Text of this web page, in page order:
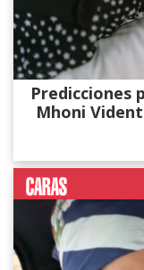
Predicciones
Mhoni